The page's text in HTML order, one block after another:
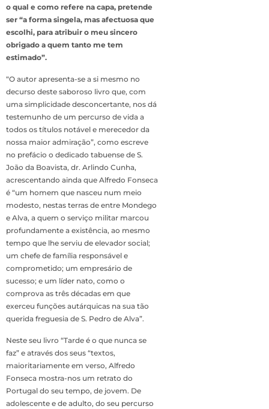
o qual e como refere na capa, pretende
ser “a forma singela, mas afectuosa que
escolhi, para atribuir o meu sincero
obrigado a quem tanto me tem
estimado”.
“O autor apresenta-se a si mesmo no
decurso deste saboroso livro que, com
uma simplicidade desconcertante, nos dá
testemunho de um percurso de vida a
todos os títulos notável e merecedor da
nossa maior admiração”, como escreve
no prefácio o dedicado tabuense de S.
João da Boavista, dr. Arlindo Cunha,
acrescentando ainda que Alfredo Fonseca
é “um homem que nasceu num meio
modesto, nestas terras de entre Mondego
e Alva, a quem o serviço militar marcou
profundamente a existência, ao mesmo
tempo que lhe serviu de elevador social;
um chefe de família responsável e
comprometido; um empresário de
sucesso; e um líder nato, como o
comprova as três décadas em que
exerceu funções autárquicas na sua tão
querida freguesia de S. Pedro de Alva”.
Neste seu livro “Tarde é o que nunca se
faz” e através dos seus “textos,
maioritariamente em verso, Alfredo
Fonseca mostra-nos um retrato do
Portugal do seu tempo, de jovem. De
adolescente e de adulto, do seu percurso